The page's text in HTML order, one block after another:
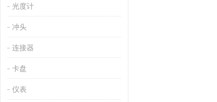
光度计
冲头
连接器
卡盘
仪表